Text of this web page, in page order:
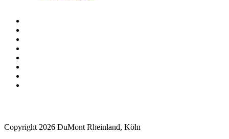
Copyright 2026 DuMont Rheinland, Köln